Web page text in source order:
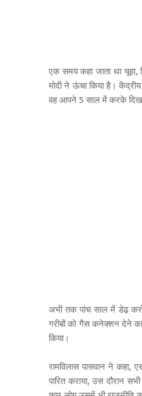
एक समय कहा जाता था चूहा,
मोदी ने ऊंचा किया है।
वह आपने 5 साल में करके
अभी तक पांच साल में डेढ़
गरीबों को गैस कनेक्शन देने
किया।
रामविलास पासवान ने
पारित कराया, उस दौरान